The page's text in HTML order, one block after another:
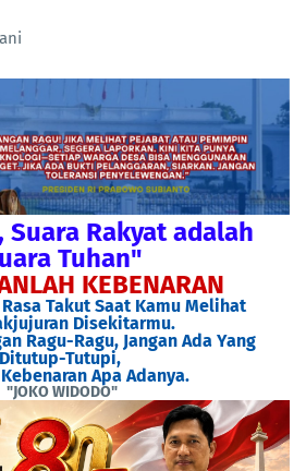
Rakyat adalah
Tuhan"
KEBENARAN
Takut Saat Kamu Melihat
Disekitarmu.
Ragu-Ragu, Jangan Ada Yang
Ditutup-Tutupi,
Apa Adanya.
"JOKO WIDODO"